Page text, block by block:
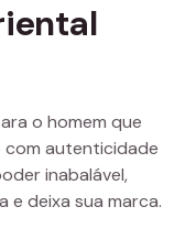
o homem que
autenticidade
inabalável,
e deixa sua marca.